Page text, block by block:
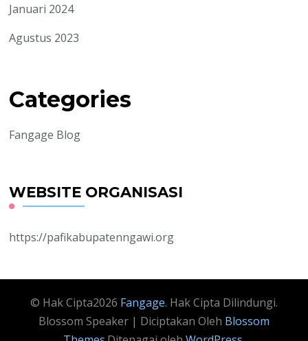
Januari 2024
Agustus 2023
Categories
Fangage Blog
WEBSITE ORGANISASI
https://pafikabupatenngawi.org
© Hak Cipta2026 Fangage. Hak Cipta Dilindungi.
Blossom Speaker | Diciptakan Oleh Blossom